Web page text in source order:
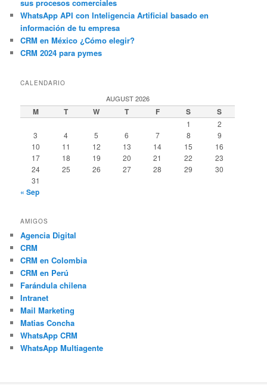
sus procesos comerciales
WhatsApp API con Inteligencia Artificial basado en
información de tu empresa
CRM en México ¿Cómo elegir?
CRM 2024 para pymes
CALENDARIO
AUGUST 2026
M T W T F S S
1
2
3
4 5 6 7 8
9
10
11 12 13 14 15
16
17
18 19 20 21 22
23
24
25 26 27 28 29
30
31
« Sep
AMIGOS
Agencia Digital
CRM
CRM en Colombia
CRM en Perú
Farándula chilena
Intranet
Mail Marketing
Matias Concha
WhatsApp CRM
WhatsApp Multiagente